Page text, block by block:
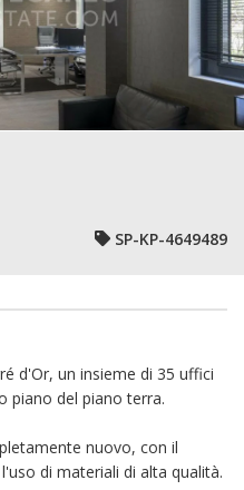
SP-KP-4649489
d'Or, un insieme di 35 uffici
piano del piano terra.
nuovo, con il
di materiali di alta qualità.